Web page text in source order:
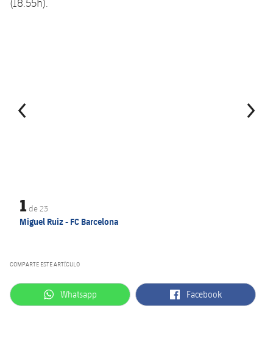
1 de 23
Miguel Ruiz - FC Barcelona
COMPARTE ESTE ARTÍCULO
label.aria.whatsapp
Whatsapp label.aria.facebook
Facebook